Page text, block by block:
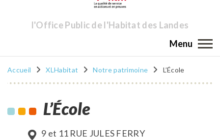
l'Office Public de l'Habitat des Landes
Menu
Accueil XLHabitat Notre patrimoine L’École
L’École
9 et 11 RUE JULES FERRY